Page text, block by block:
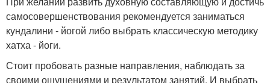
самосовершенствования рекомендуется заниматься
кундалини - йогой либо выбрать классическую методику
хатха - йоги.
Стоит пробовать разные направления, наблюдать за
своими ощущениями и результатом занятий. И выбрать